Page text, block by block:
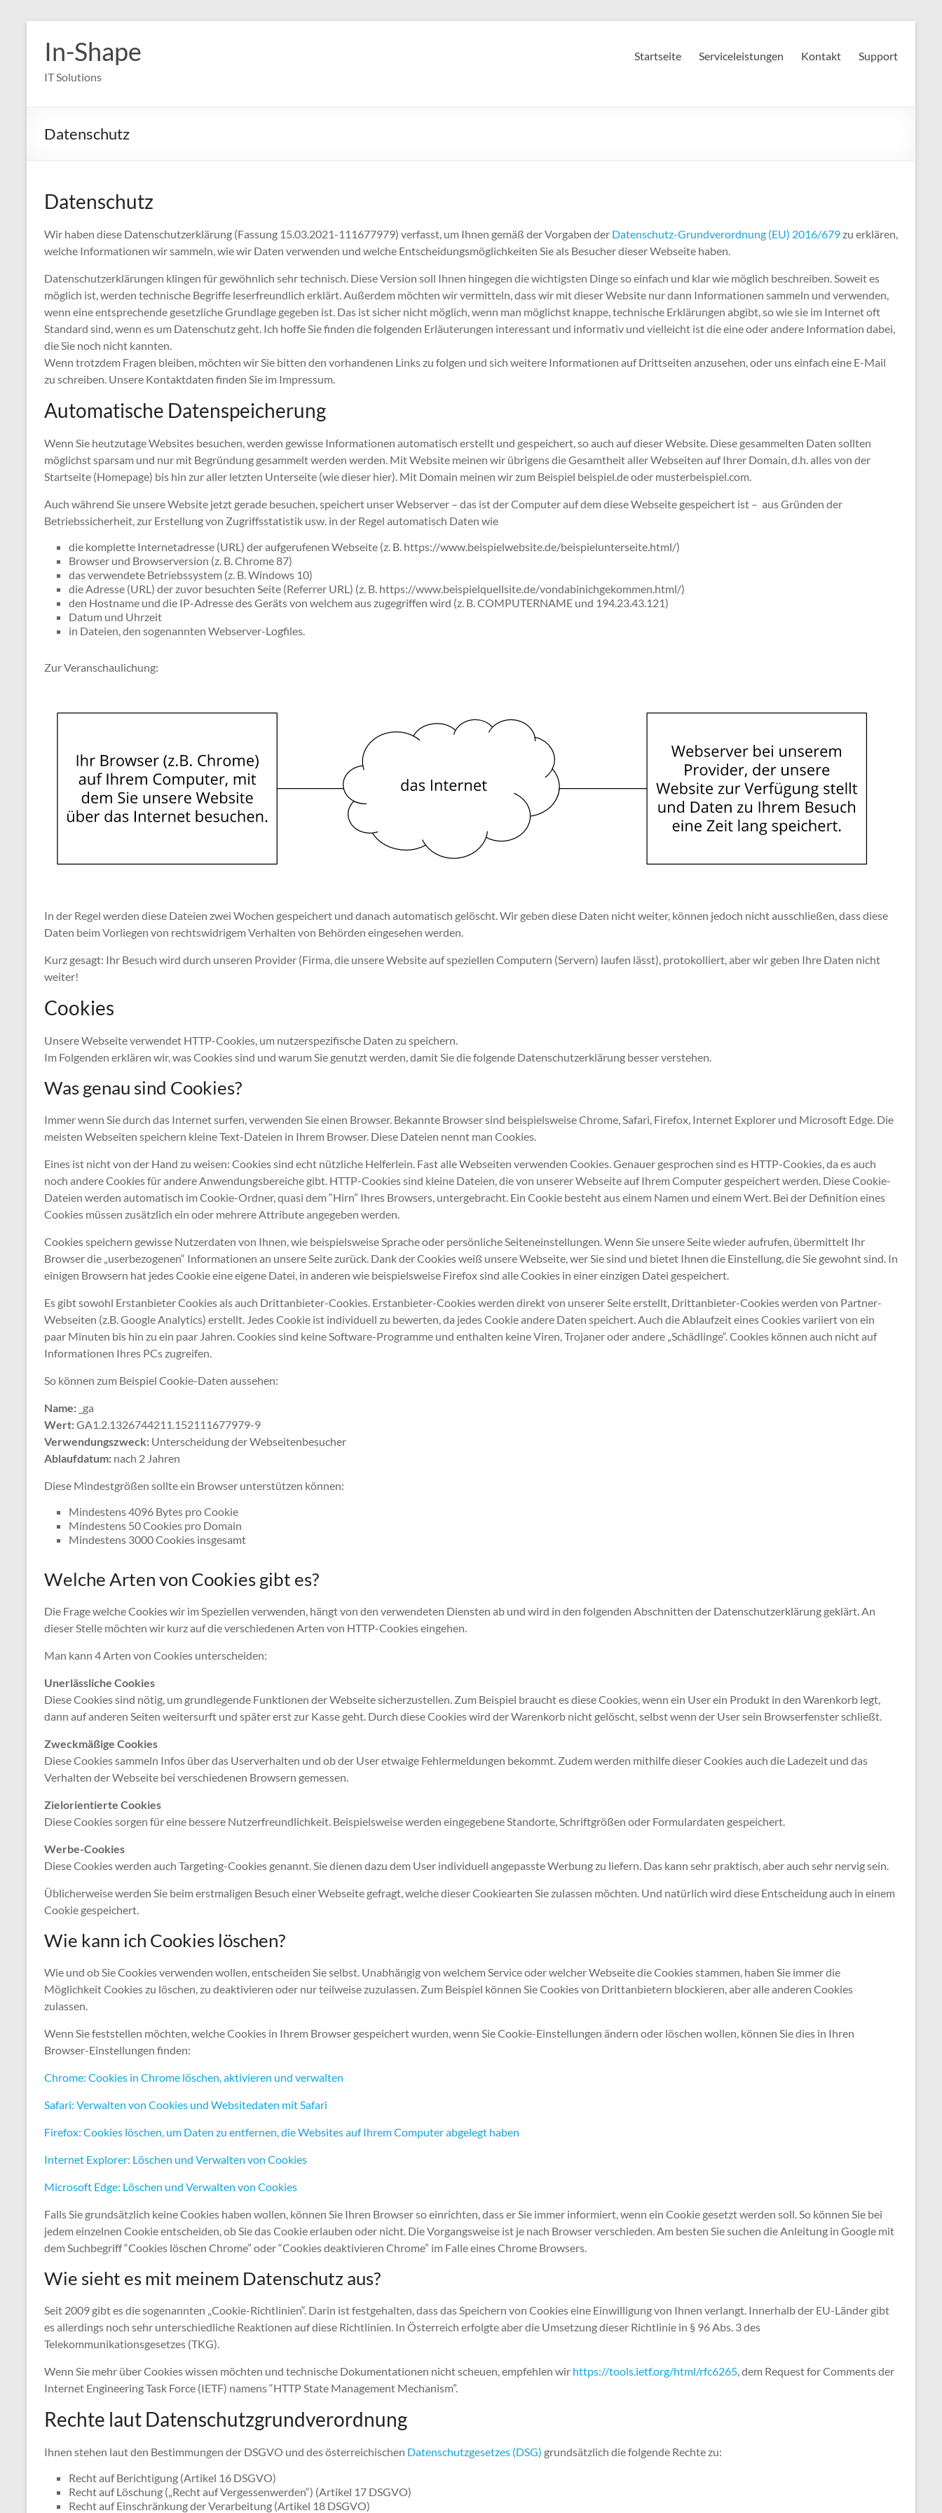
Inhalt
springen
In-Shape
IT Solutions
Startseite Serviceleistungen Kontakt Support
Datenschutz
Datenschutz
Wir haben diese Datenschutzerklärung (Fassung 15.03.2021-111677979) verfasst, um Ihnen gemäß der Vorgaben der Datenschutz-Grundverordnung (EU) 2016/679zu erklären,
welche Informationen wir sammeln, wie wir Daten verwenden und welche Entscheidungsmöglichkeiten Sie als Besucher dieser Webseite haben.
Datenschutzerklärungen klingen für gewöhnlich sehr technisch. Diese Version soll Ihnen hingegen die wichtigsten Dinge so einfach und klar wie möglich beschreiben. Soweit es
möglich ist, werden technische Begriffe leserfreundlich erklärt. Außerdem möchten wir vermitteln, dass wir mit dieser Website nur dann Informationen sammeln und verwenden,
wenn eine entsprechende gesetzliche Grundlage gegeben ist. Das ist sicher nicht möglich, wenn man möglichst knappe, technische Erklärungen abgibt, so wie sie im Internet oft
Standard sind, wenn es um Datenschutz geht. Ich hoffe Sie finden die folgenden Erläuterungen interessant und informativ und vielleicht ist die eine oder andere Information dabei,
die Sie noch nicht kannten.
Wenn trotzdem Fragen bleiben, möchten wir Sie bitten den vorhandenen Links zu folgen und sich weitere Informationen auf Drittseiten anzusehen, oder uns einfach eine E-Mail
zu schreiben. Unsere Kontaktdaten finden Sie im Impressum.
Automatische Datenspeicherung
Wenn Sie heutzutage Websites besuchen, werden gewisse Informationen automatisch erstellt und gespeichert, so auch auf dieser Website. Diese gesammelten Daten sollten
möglichst sparsam und nur mit Begründung gesammelt werden werden. Mit Website meinen wir übrigens die Gesamtheit aller Webseiten auf Ihrer Domain, d.h. alles von der
Startseite (Homepage) bis hin zur aller letzten Unterseite (wie dieser hier). Mit Domain meinen wir zum Beispiel beispiel.de oder musterbeispiel.com.
Auch während Sie unsere Website jetzt gerade besuchen, speichert unser Webserver – das ist der Computer auf dem diese Webseite gespeichert ist – aus Gründen der
Betriebssicherheit, zur Erstellung von Zugriffsstatistik usw. in der Regel automatisch Daten wie
die komplette Internetadresse (URL) der aufgerufenen Webseite (z. B. https://www.beispielwebsite.de/beispielunterseite.html/)
Browser und Browserversion (z. B. Chrome 87)
das verwendete Betriebssystem (z. B. Windows 10)
die Adresse (URL) der zuvor besuchten Seite (Referrer URL) (z. B. https://www.beispielquellsite.de/vondabinichgekommen.html/)
den Hostname und die IP-Adresse des Geräts von welchem aus zugegriffen wird (z. B. COMPUTERNAME und 194.23.43.121)
Datum und Uhrzeit
in Dateien, den sogenannten Webserver-Logfiles.
Zur Veranschaulichung:
In der Regel werden diese Dateien zwei Wochen gespeichert und danach automatisch gelöscht. Wir geben diese Daten nicht weiter, können jedoch nicht ausschließen, dass diese
Daten beim Vorliegen von rechtswidrigem Verhalten von Behörden eingesehen werden.
Kurz gesagt: Ihr Besuch wird durch unseren Provider (Firma, die unsere Website auf speziellen Computern (Servern) laufen lässt), protokolliert, aber wir geben Ihre Daten nicht
weiter!
Cookies
Unsere Webseite verwendet HTTP-Cookies, um nutzerspezifische Daten zu speichern.
Im Folgenden erklären wir, was Cookies sind und warum Sie genutzt werden, damit Sie die folgende Datenschutzerklärung besser verstehen.
Was genau sind Cookies?
Immer wenn Sie durch das Internet surfen, verwenden Sie einen Browser. Bekannte Browser sind beispielsweise Chrome, Safari, Firefox, Internet Explorer und Microsoft Edge. Die
meisten Webseiten speichern kleine Text-Dateien in Ihrem Browser. Diese Dateien nennt man Cookies.
Eines ist nicht von der Hand zu weisen: Cookies sind echt nützliche Helferlein. Fast alle Webseiten verwenden Cookies. Genauer gesprochen sind es HTTP-Cookies, da es auch
noch andere Cookies für andere Anwendungsbereiche gibt. HTTP-Cookies sind kleine Dateien, die von unserer Webseite auf Ihrem Computer gespeichert werden. Diese Cookie-
Dateien werden automatisch im Cookie-Ordner, quasi dem “Hirn” Ihres Browsers, untergebracht. Ein Cookie besteht aus einem Namen und einem Wert. Bei der Definition eines
Cookies müssen zusätzlich ein oder mehrere Attribute angegeben werden.
Cookies speichern gewisse Nutzerdaten von Ihnen, wie beispielsweise Sprache oder persönliche Seiteneinstellungen. Wenn Sie unsere Seite wieder aufrufen, übermittelt Ihr
Browser die „userbezogenen“ Informationen an unsere Seite zurück. Dank der Cookies weiß unsere Webseite, wer Sie sind und bietet Ihnen die Einstellung, die Sie gewohnt sind. In
einigen Browsern hat jedes Cookie eine eigene Datei, in anderen wie beispielsweise Firefox sind alle Cookies in einer einzigen Datei gespeichert.
Es gibt sowohl Erstanbieter Cookies als auch Drittanbieter-Cookies. Erstanbieter-Cookies werden direkt von unserer Seite erstellt, Drittanbieter-Cookies werden von Partner-
Webseiten (z.B. Google Analytics) erstellt. Jedes Cookie ist individuell zu bewerten, da jedes Cookie andere Daten speichert. Auch die Ablaufzeit eines Cookies variiert von ein
paar Minuten bis hin zu ein paar Jahren. Cookies sind keine Software-Programme und enthalten keine Viren, Trojaner oder andere „Schädlinge“. Cookies können auch nicht auf
Informationen Ihres PCs zugreifen.
So können zum Beispiel Cookie-Daten aussehen:
Name: _ga
Wert:GA1.2.1326744211.152111677979-9
Verwendungszweck: Unterscheidung der Webseitenbesucher
Ablaufdatum: nach 2 Jahren
Diese Mindestgrößen sollte ein Browser unterstützen können:
Mindestens 4096 Bytes pro Cookie
Mindestens 50 Cookies pro Domain
Mindestens 3000 Cookies insgesamt
Welche Arten von Cookies gibt es?
Die Frage welche Cookies wir im Speziellen verwenden, hängt von den verwendeten Diensten ab und wird in den folgenden Abschnitten der Datenschutzerklärung geklärt. An
dieser Stelle möchten wir kurz auf die verschiedenen Arten von HTTP-Cookies eingehen.
Man kann 4 Arten von Cookies unterscheiden:
Unerlässliche Cookies
Diese Cookies sind nötig, um grundlegende Funktionen der Webseite sicherzustellen. Zum Beispiel braucht es diese Cookies, wenn ein User ein Produkt in den Warenkorb legt,
dann auf anderen Seiten weitersurft und später erst zur Kasse geht. Durch diese Cookies wird der Warenkorb nicht gelöscht, selbst wenn der User sein Browserfenster schließt.
Zweckmäßige Cookies
Diese Cookies sammeln Infos über das Userverhalten und ob der User etwaige Fehlermeldungen bekommt. Zudem werden mithilfe dieser Cookies auch die Ladezeit und das
Verhalten der Webseite bei verschiedenen Browsern gemessen.
Zielorientierte Cookies
Diese Cookies sorgen für eine bessere Nutzerfreundlichkeit. Beispielsweise werden eingegebene Standorte, Schriftgrößen oder Formulardaten gespeichert.
Werbe-Cookies
Diese Cookies werden auch Targeting-Cookies genannt. Sie dienen dazu dem User individuell angepasste Werbung zu liefern. Das kann sehr praktisch, aber auch sehr nervig sein.
Üblicherweise werden Sie beim erstmaligen Besuch einer Webseite gefragt, welche dieser Cookiearten Sie zulassen möchten. Und natürlich wird diese Entscheidung auch in einem
Cookie gespeichert.
Wie kann ich Cookies löschen?
Wie und ob Sie Cookies verwenden wollen, entscheiden Sie selbst. Unabhängig von welchem Service oder welcher Webseite die Cookies stammen, haben Sie immer die
Möglichkeit Cookies zu löschen, zu deaktivieren oder nur teilweise zuzulassen. Zum Beispiel können Sie Cookies von Drittanbietern blockieren, aber alle anderen Cookies
zulassen.
Wenn Sie feststellen möchten, welche Cookies in Ihrem Browser gespeichert wurden, wenn Sie Cookie-Einstellungen ändern oder löschen wollen, können Sie dies in Ihren
Browser-Einstellungen finden:
Chrome: Cookies in Chrome löschen, aktivieren und verwalten
Safari: Verwalten von Cookies und Websitedaten mit Safari
Firefox: Cookies löschen, um Daten zu entfernen, die Websites auf Ihrem Computer abgelegt haben
Internet Explorer: Löschen und Verwalten von Cookies
Microsoft Edge: Löschen und Verwalten von Cookies
Falls Sie grundsätzlich keine Cookies haben wollen, können Sie Ihren Browser so einrichten, dass er Sie immer informiert, wenn ein Cookie gesetzt werden soll. So können Sie bei
jedem einzelnen Cookie entscheiden, ob Sie das Cookie erlauben oder nicht. Die Vorgangsweise ist je nach Browser verschieden. Am besten Sie suchen die Anleitung in Google mit
dem Suchbegriff “Cookies löschen Chrome” oder “Cookies deaktivieren Chrome” im Falle eines Chrome Browsers.
Wie sieht es mit meinem Datenschutz aus?
Seit 2009 gibt es die sogenannten „Cookie-Richtlinien“. Darin ist festgehalten, dass das Speichern von Cookies eine Einwilligung von Ihnen verlangt. Innerhalb der EU-Länder gibt
es allerdings noch sehr unterschiedliche Reaktionen auf diese Richtlinien. In Österreich erfolgte aber die Umsetzung dieser Richtlinie in § 96 Abs. 3 des
Telekommunikationsgesetzes (TKG).
Wenn Sie mehr über Cookies wissen möchten und technische Dokumentationen nicht scheuen, empfehlen wir https://tools.ietf.org/html/rfc6265, dem Request for Comments der
Internet Engineering Task Force (IETF) namens “HTTP State Management Mechanism”.
Rechte laut Datenschutzgrundverordnung
Ihnen stehen laut den Bestimmungen der DSGVO und des österreichischen Datenschutzgesetzes (DSG) grundsätzlich die folgende Rechte zu:
Recht auf Berichtigung (Artikel 16 DSGVO)
Recht auf Löschung („Recht auf Vergessenwerden“) (Artikel 17 DSGVO)
Recht auf Einschränkung der Verarbeitung (Artikel 18 DSGVO)